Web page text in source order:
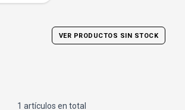
VER PRODUCTOS SIN STOCK
1 artículos en total